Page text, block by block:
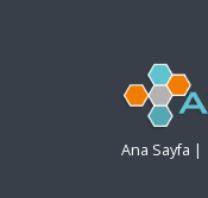
Ana Sayfa |